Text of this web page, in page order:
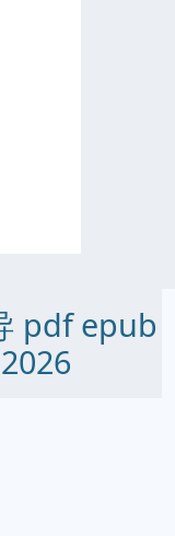
pdf epub